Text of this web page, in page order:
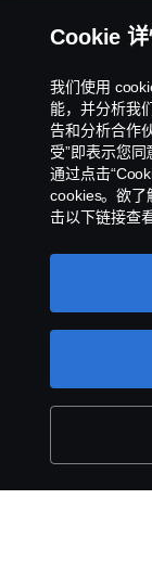
官方抖音
举报制度
京ICP备
Cookie
我们使用
能，并分析我
告和分析合作
受”即表示您
通过点击
cookies。欲了
击以下链接查